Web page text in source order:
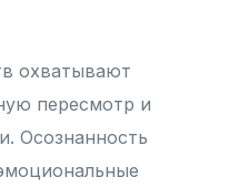
охватывают
пересмотр и
Осознанность